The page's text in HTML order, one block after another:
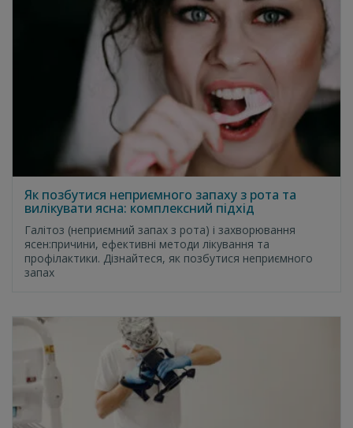
Як позбутися неприємного запаху з рота та
вилікувати ясна: комплексний підхід
Галітоз (неприємний запах з рота) і захворювання
ясен:причини, ефективні методи лікування та
профілактики. Дізнайтеся, як позбутися неприємного
запах